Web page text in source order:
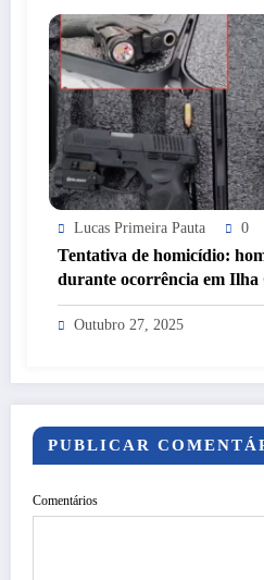
Lucas Primeira Pauta 0
Tentativa de homicídio:
durante ocorrência em
Outubro 27, 2025
PUBLICAR
Comentários